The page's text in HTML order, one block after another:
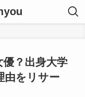
？出身大学
由をリサー